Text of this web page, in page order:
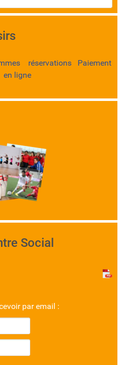
réservations Paiement
en ligne
Social
par email :